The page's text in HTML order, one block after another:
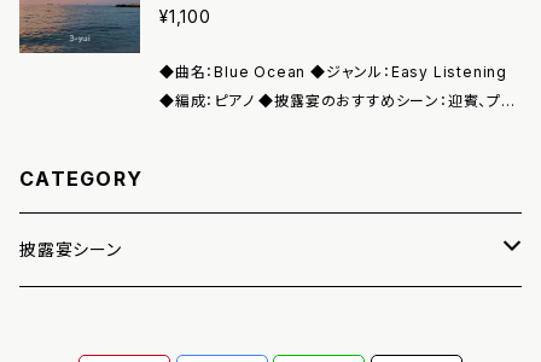
¥1,100
◆曲名：Blue Ocean ◆ジャンル：Easy Listening
◆編成：ピアノ ◆披露宴のおすすめシーン：迎賓、プロ
CATEGORY
披露宴シーン